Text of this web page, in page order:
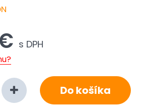
s DPH
Do košíka